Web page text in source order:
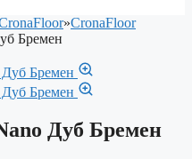
»CronaFloor
Бремен
Дуб Бремен